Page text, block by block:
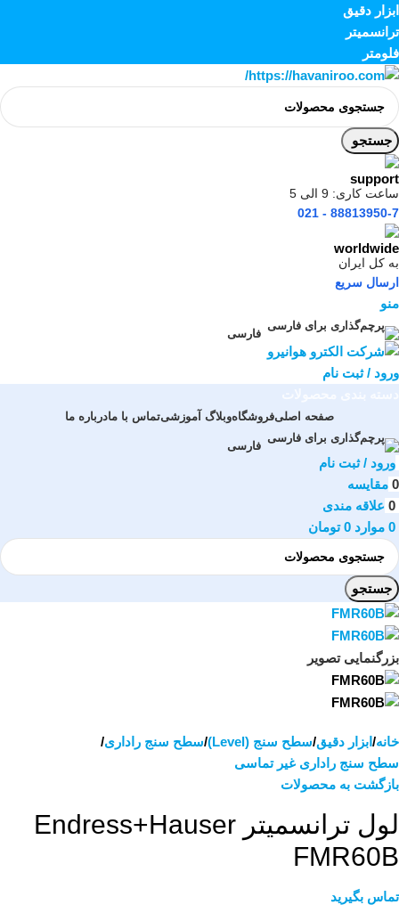
ابزار دقیق
ترانسمیتر
فلومتر
جستجو
ساعت کاری: 9 الی 5
88813950-7 - 021
به کل ایران
ارسال سریع
منو
فارسی
ورود / ثبت نام
صفحه اصلیفروشگاهوبلاگ آموزشیتماس با مادرباره ما
فارسی
ورود / ثبت نام
0 مقایسه
0 علاقه مندی
0 موارد 0 تومان
جستجو
بزرگنمایی تصویر
خانه ابزار دقیق سطح سنج (Level)
سطح سنج راداری
سطح سنج راداری غیر تماسی
بازگشت به محصولات
لول ترانسمیتر Endress+Hauser
FMR60B
تماس بگیرید